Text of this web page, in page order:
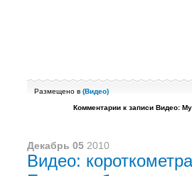
Размещено в (Видео)
Комментарии к записи Видео:
Декабрь 05 2010
Видео: